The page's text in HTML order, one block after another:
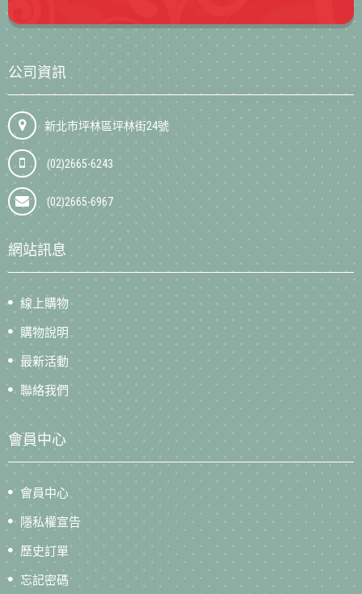
公司資訊
新北市坪林區坪林街24號
(02)2665-6243
(02)2665-6967
網站訊息
線上購物
購物說明
最新活動
聯絡我們
會員中心
會員中心
隱私權宣告
歷史訂單
忘記密碼